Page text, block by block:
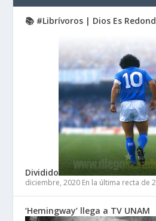
📚 #Librívoros | Dios Es
Dividido
diciembre, 2020 En la última recta de
‘Hemingway’ llega a TV UNAM